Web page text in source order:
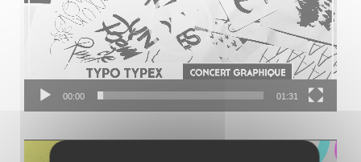
00:00 01:31